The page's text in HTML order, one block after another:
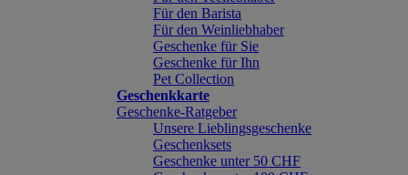
Für den Barista
Für den Weinliebhaber
Geschenke für Sie
Geschenke für Ihn
Pet Collection
Geschenkkarte
Geschenke-Ratgeber
Unsere Lieblingsgeschenke
Geschenksets
Geschenke unter 50 CHF